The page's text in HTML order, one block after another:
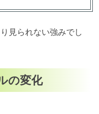
見られない強みでし
の変化